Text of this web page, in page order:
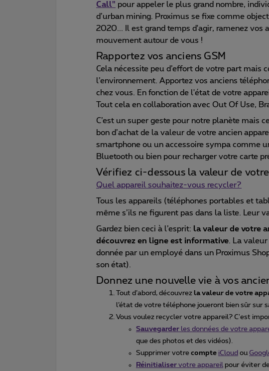
Call" pour appeler le plus grand nombre,
d’urban mining. Proximus se fixe comme
2020... Il est grand temps d'agir, ramenez vos
mouvement autour de vous !
Rapportez vos anciens GSM
Cela nécessite peu d’effort de votre part mais
l’environnement. Apportez vos anciens
chez vous. En fonction de l'état de votre
Tout cela en collaboration avec Out Of Use,
C’est un super geste pour notre planète mais
bon d’achat de la valeur de votre ancien
smartphone ou un accessoire sympa comme
Bluetooth ou bien pour recharger votre carte
Vérifiez ci-dessous la valeur de
Quel appareil souhaitez-vous recycler?
Tous les appareils (téléphones portables et
même s’ils ne figurent pas dans la liste. Leur
Gardez bien ceci à l’esprit: la valeur de votre
découvrez en ligne est informative. La
donnée par un employé dans un Proximus
son état).
Donnez une nouvelle vie à vos
Tout d’abord, découvrez la valeur de votre
l’état de votre téléphone joueront bien sûr sur
Vous voulez recycler votre appareil? C'est
Sauvegarder les données de votre
que des photos et des vidéos).
Supprimer votre compte iCloud ou
Réinitialiser votre appareil pour éviter